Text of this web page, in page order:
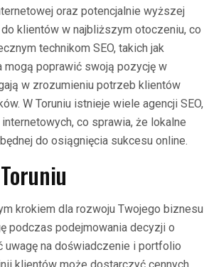
oraz potencjalnie wyższej
klientów w najbliższym otoczeniu, co
technikom SEO, takich jak
poprawić swoją pozycję w
w zrozumieniu potrzeb klientów
W Toruniu istnieje wiele agencji SEO,
co sprawia, że lokalne
do osiągnięcia sukcesu online.
krokiem dla rozwoju Twojego biznesu
podczas podejmowania decyzji o
uwagę na doświadczenie i portfolio
klientów może dostarczyć cennych